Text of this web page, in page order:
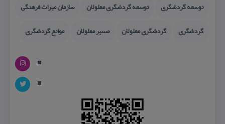
توسعه گردشگری توسعه گردشگری معلولان
سازمان میراث فرهنگی
گردشگری
گردشگری معلولان مسیر معلولان موانع گردشگری